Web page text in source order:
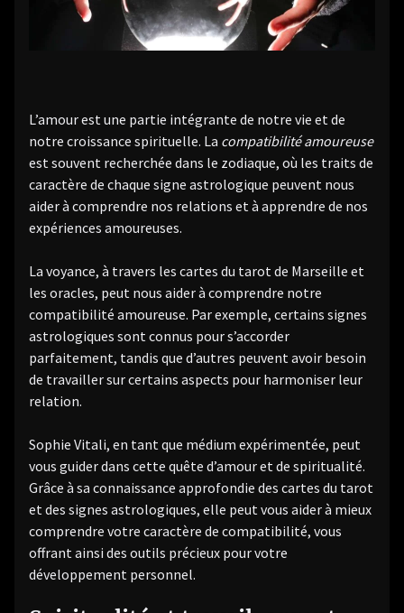
L’amour est une partie intégrante de notre vie et de
notre croissance spirituelle. La compatibilité amoureuse
est souvent recherchée dans le zodiaque, où les traits de
caractère de chaque signe astrologique peuvent nous
aider à comprendre nos relations et à apprendre de nos
expériences amoureuses.
La voyance, à travers les cartes du tarot de Marseille et
les oracles, peut nous aider à comprendre notre
compatibilité amoureuse. Par exemple, certains signes
astrologiques sont connus pour s’accorder
parfaitement, tandis que d’autres peuvent avoir besoin
de travailler sur certains aspects pour harmoniser leur
relation.
Sophie Vitali, en tant que médium expérimentée, peut
vous guider dans cette quête d’amour et de spiritualité.
Grâce à sa connaissance approfondie des cartes du tarot
et des signes astrologiques, elle peut vous aider à mieux
comprendre votre caractère de compatibilité, vous
offrant ainsi des outils précieux pour votre
développement personnel.